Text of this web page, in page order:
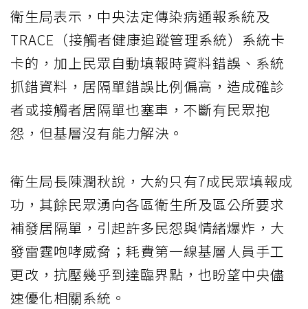
衛生局表示，中央法定傳染病通報系統及
TRACE（接觸者健康追蹤管理系統）系統卡
卡的，加上民眾自動填報時資料錯誤、系統
抓錯資料，居隔單錯誤比例偏高，造成確診
者或接觸者居隔單也塞車，不斷有民眾抱
怨，但基層沒有能力解決。
衛生局長陳潤秋說，大約只有7成民眾填報成
功，其餘民眾湧向各區衛生所及區公所要求
補發居隔單，引起許多民怨與情緒爆炸，大
發雷霆咆哮威脅；耗費第一線基層人員手工
更改，抗壓幾乎到達臨界點，也盼望中央儘
速優化相關系統。